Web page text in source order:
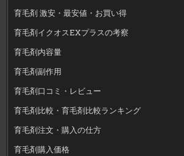
育毛剤 激安・最安値・お買い得
育毛剤イクオスEXプラスの考察
育毛剤内容量
育毛剤副作用
育毛剤口コミ・レビュー
育毛剤比較・育毛剤比較ランキング
育毛剤注文・購入の仕方
育毛剤購入価格